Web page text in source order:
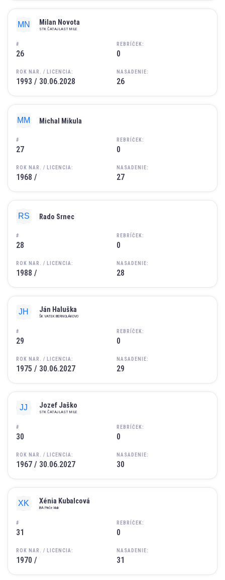
#
26
Milan Novota
STK ČATAJ LAST MILE
ROK NAR. / LICENCIA:
1993 / 30.06.2028
REBRÍČEK:
0
NASADENIE:
26
#
27
Michal Mikula
ROK NAR. / LICENCIA:
1968 /
REBRÍČEK:
0
NASADENIE:
27
#
28
Rado Srnec
ROK NAR. / LICENCIA:
1988 /
REBRÍČEK:
0
NASADENIE:
28
#
29
Ján Haluška
ŠK VATEK BERNOLÁKOVO
ROK NAR. / LICENCIA:
1975 / 30.06.2027
REBRÍČEK:
0
NASADENIE:
29
#
30
Jozef Jaško
STK ČATAJ LAST MILE
ROK NAR. / LICENCIA:
1967 / 30.06.2027
REBRÍČEK:
0
NASADENIE:
30
#
31
Xénia Kubalcová
BA Pinče klub
ROK NAR. / LICENCIA:
1970 /
REBRÍČEK:
0
NASADENIE:
31